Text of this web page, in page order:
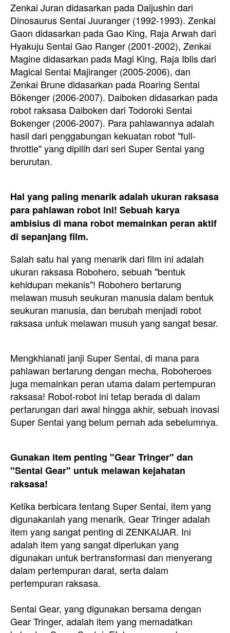
Zenkai Juran didasarkan pada Daijushin dari
Dinosaurus Sentai Juuranger (1992-1993). Zenkai
Gaon didasarkan pada Gao King, Raja Arwah dari
Hyakuju Sentai Gao Ranger (2001-2002), Zenkai
Magine didasarkan pada Magi King, Raja Iblis dari
Magical Sentai Majiranger (2005-2006), dan
Zenkai Brune didasarkan pada Roaring Sentai
Bōkenger (2006-2007). Daiboken didasarkan pada
robot raksasa Daiboken dari Todoroki Sentai
Bokenger (2006-2007). Para pahlawannya adalah
hasil dari penggabungan kekuatan robot "full-
throttle" yang dipilih dari seri Super Sentai yang
berurutan.
Hal yang paling menarik adalah ukuran raksasa
para pahlawan robot ini! Sebuah karya
ambisius di mana robot memainkan peran aktif
di sepanjang film.
Salah satu hal yang menarik dari film ini adalah
ukuran raksasa Robohero, sebuah "bentuk
kehidupan mekanis"! Robohero bertarung
melawan musuh seukuran manusia dalam bentuk
seukuran manusia, dan berubah menjadi robot
raksasa untuk melawan musuh yang sangat besar.
Mengkhianati janji Super Sentai, di mana para
pahlawan bertarung dengan mecha, Roboheroes
juga memainkan peran utama dalam pertempuran
raksasa! Robot-robot ini tetap berada di dalam
pertarungan dari awal hingga akhir, sebuah inovasi
Super Sentai yang belum pernah ada sebelumnya.
Gunakan item penting "Gear Tringer" dan
"Sentai Gear" untuk melawan kejahatan
raksasa!
Ketika berbicara tentang Super Sentai, item yang
digunakanlah yang menarik. Gear Tringer adalah
item yang sangat penting di ZENKAIJAR. Ini
adalah item yang sangat diperlukan yang
digunakan untuk bertransformasi dan menyerang
dalam pertempuran darat, serta dalam
pertempuran raksasa.
Sentai Gear, yang digunakan bersama dengan
Gear Tringer, adalah item yang memadatkan